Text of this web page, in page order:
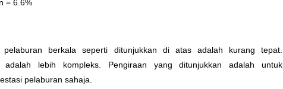
= 6.6%
berkala seperti ditunjukkan di atas adalah kurang tepat.
adalah lebih kompleks. Pengiraan yang ditunjukkan adalah untuk
pelaburan sahaja.